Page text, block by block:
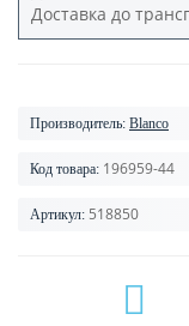
Доставка до
Производитель: Blanco
Код товара: 196959-44
Артикул: 518850